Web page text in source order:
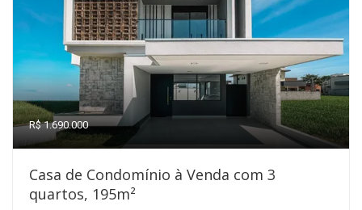
R$ 1.690.000
Casa de Condomínio à Venda com 3
quartos, 195m²